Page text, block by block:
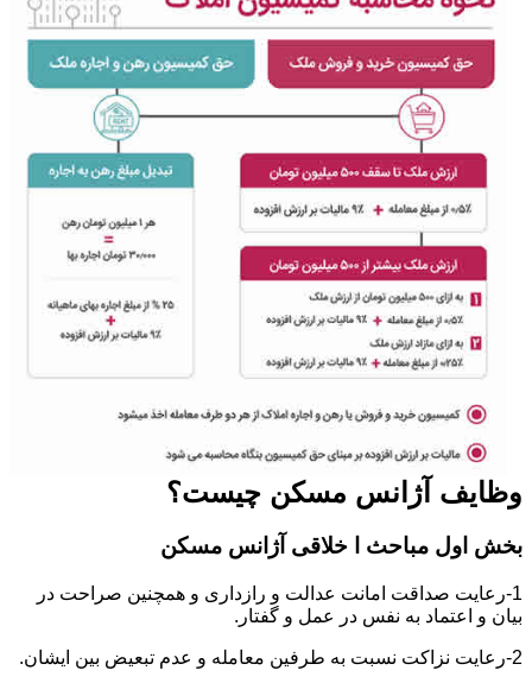
وظایف آژانس مسکن چیست؟
بخش اول مباحث ا خلاقی آژانس مسکن
1-رعایت صداقت امانت عدالت و رازداری و همچنین صراحت در
بیان و اعتماد به نفس در عمل و گفتار.
2-رعایت نزاکت نسبت به طرفین معامله و عدم تبعیض بین ایشان.